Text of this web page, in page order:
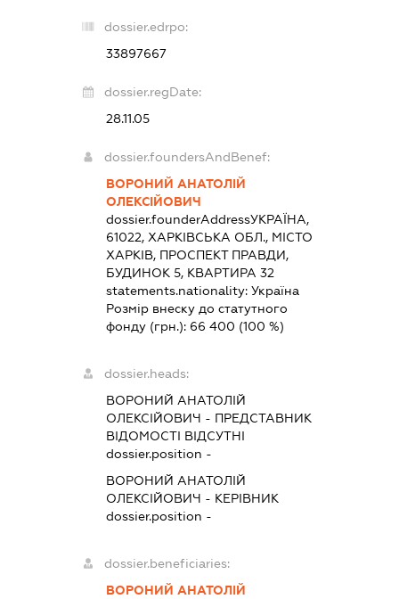
dossier.edrpo:
33897667
dossier.regDate:
28.11.05
dossier.foundersAndBenef:
ВОРОНИЙ АНАТОЛІЙ
ОЛЕКСІЙОВИЧ
dossier.founderAddressУКРАЇНА,
61022, ХАРКІВСЬКА ОБЛ., МІСТО
ХАРКІВ, ПРОСПЕКТ ПРАВДИ,
БУДИНОК 5, КВАРТИРА 32
statements.nationality: Україна
Розмір внеску до статутного
фонду (грн.): 66 400 (100 %)
dossier.heads:
ВОРОНИЙ АНАТОЛІЙ
ОЛЕКСІЙОВИЧ - ПРЕДСТАВНИК
ВІДОМОСТІ ВІДСУТНІ
dossier.position -
ВОРОНИЙ АНАТОЛІЙ
ОЛЕКСІЙОВИЧ - КЕРІВНИК
dossier.position -
dossier.beneficiaries:
ВОРОНИЙ АНАТОЛІЙ